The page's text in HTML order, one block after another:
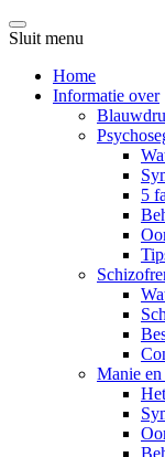
Sluit menu
Home
Informatie over
5
Manie en